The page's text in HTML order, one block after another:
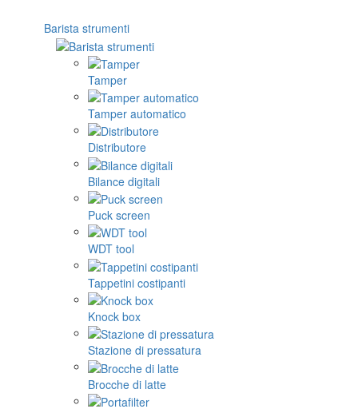
Barista strumenti
Tamper
Tamper automatico
Distributore
Bilance digitali
Puck screen
WDT tool
Tappetini costipanti
Knock box
Stazione di pressatura
Brocche di latte